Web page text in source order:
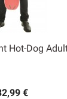
Hot-Dog
€